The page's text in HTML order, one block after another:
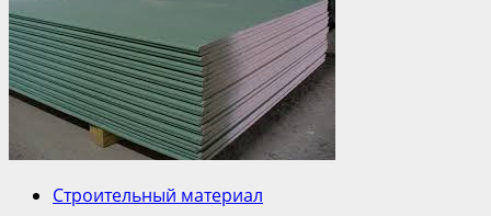
Строительный материал